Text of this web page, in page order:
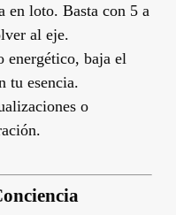
en loto. Basta con 5 a
al eje.
energético, baja el
tu esencia.
o